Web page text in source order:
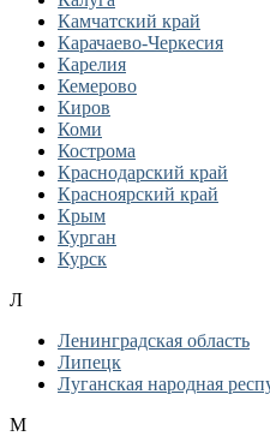
Камчатский край
Карачаево-Черкесия
Карелия
Кемерово
Киров
Коми
Кострома
Краснодарский край
Красноярский край
Крым
Курган
Курск
Л
Ленинградская область
Липецк
Луганская народная
М